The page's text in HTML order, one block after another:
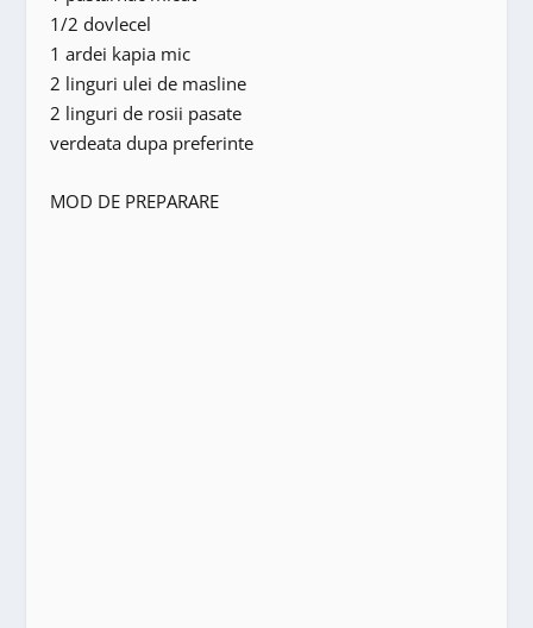
1/2 dovlecel
1 ardei kapia mic
2 linguri ulei de masline
2 linguri de rosii pasate
verdeata dupa preferinte
MOD DE PREPARARE